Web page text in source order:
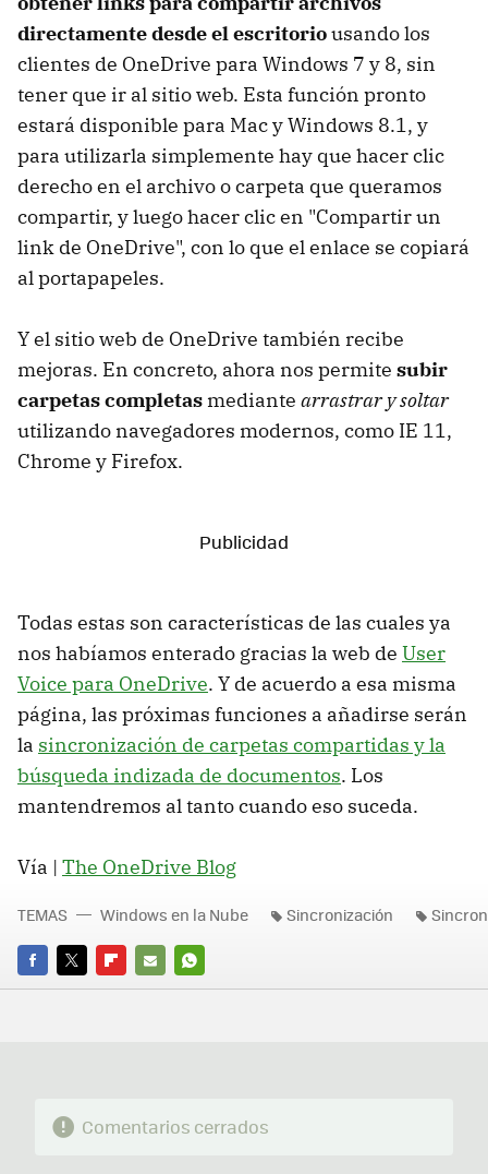
directamente desde el escritoriousando los
clientes de OneDrive para Windows 7 y 8, sin
tener que ir al sitio web. Esta función pronto
estará disponible para Mac y Windows 8.1, y
para utilizarla simplemente hay que hacer clic
derecho en el archivo o carpeta que queramos
compartir, y luego hacer clic en "Compartir un
link de OneDrive", con lo que el enlace se copiará
al portapapeles.
Y el sitio web de OneDrive también recibe
mejoras. En concreto, ahora nos permite subir
carpetas completas mediante arrastrar y soltar
utilizando navegadores modernos, como IE 11,
Chrome y Firefox.
Todas estas son características de las cuales ya
nos habíamos enterado gracias la web de User
Voice para OneDrive. Y de acuerdo a esa misma
página, las próximas funciones a añadirse serán
la sincronización de carpetas compartidas y la
búsqueda indizada de documentos. Los
mantendremos al tanto cuando eso suceda.
Vía | The OneDrive Blog
FACEBOOK
TWITTERFLIPBOARD
E-
WHATSAPP
TEMAS Windows en la Nube Sincronización
Comentarios cerrados